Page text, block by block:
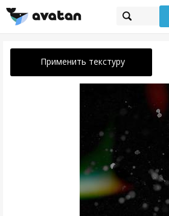
Применить текстуру